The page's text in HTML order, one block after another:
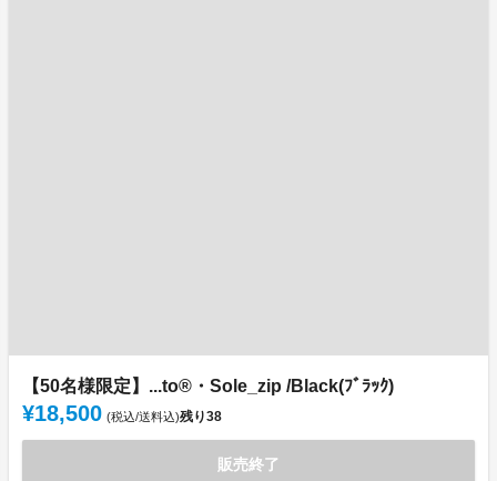
【50名様限定】...to®・Sole_zip /Black(ﾌﾞﾗｯｸ)
¥18,500 (税込/送料込)残り38
販売終了